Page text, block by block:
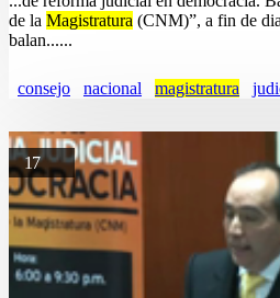
de la Magistratura (CNM)”, a fin de
balan......
consejo nacional magistratura
17